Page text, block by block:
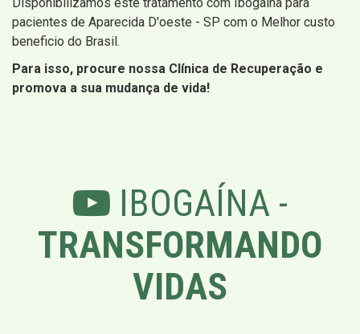
Disponibilizamos este tratamento com Ibogaína para
pacientes de Aparecida D'oeste - SP com o Melhor custo
beneficio do Brasil.
Para isso, procure nossa Clínica de Recuperação e
promova a sua mudança de vida!
IBOGAÍNA -
TRANSFORMANDO
VIDAS